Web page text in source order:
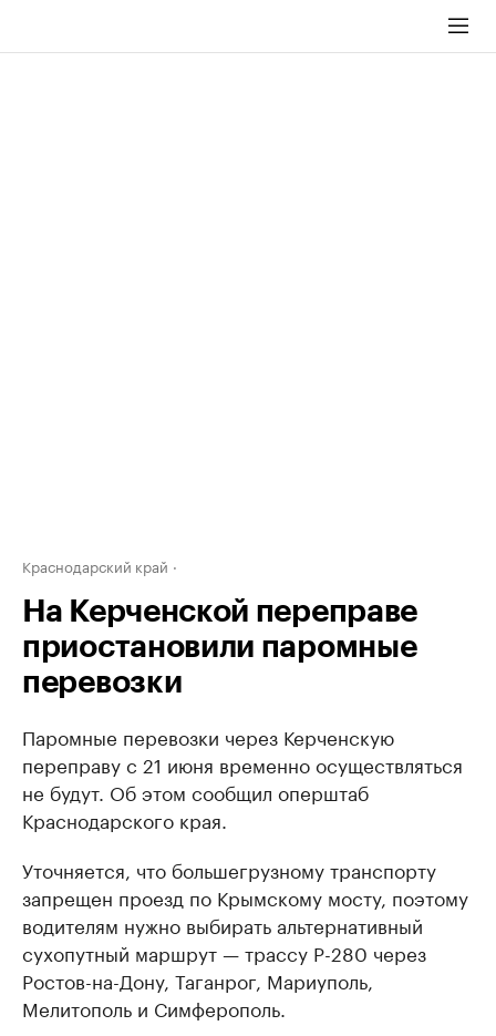
Краснодарский край
На Керченской переправе
приостановили паромные
перевозки
Паромные перевозки через Керченскую
переправу с 21 июня временно осуществляться
не будут. Об этом сообщил оперштаб
Краснодарского края.
Уточняется, что большегрузному транспорту
запрещен проезд по Крымскому мосту, поэтому
водителям нужно выбирать альтернативный
сухопутный маршрут — трассу Р-280 через
Ростов-на-Дону, Таганрог, Мариуполь,
Мелитополь и Симферополь.